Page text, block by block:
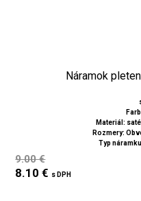
Náramok
Materiál:
Rozmery:
Typ
9.00 €
8.10 € s DPH